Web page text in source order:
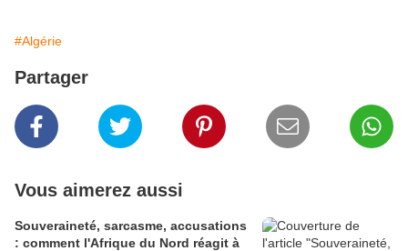
#Algérie
Partager
Vous aimerez aussi
Souveraineté, sarcasme, accusations
: comment l'Afrique du Nord réagit à